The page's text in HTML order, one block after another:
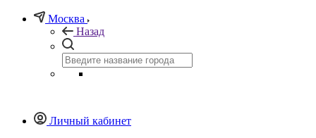
Москва
Назад
Личный кабинет